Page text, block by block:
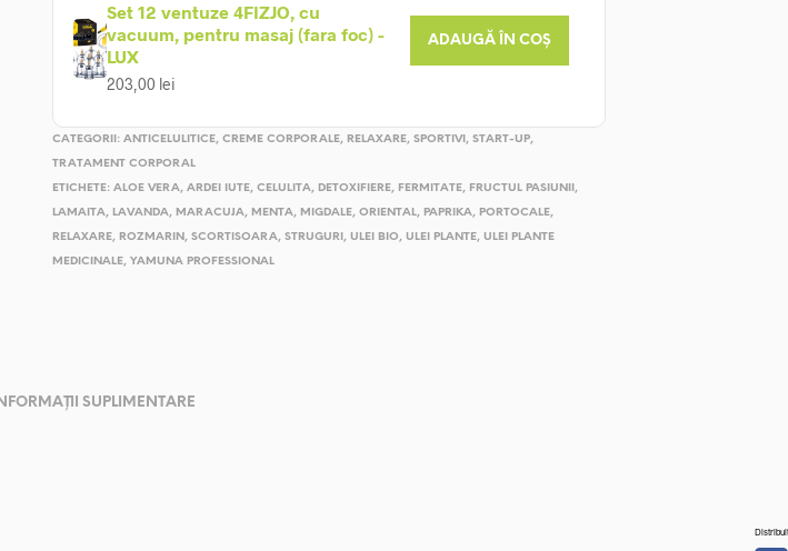
Set 12 ventuze 4FIZJO, cu
vacuum, pentru masaj (fara foc) -
LUX
203,00 lei
ADAUGĂ ÎN COȘ
CATEGORII: ANTICELULITICE, CREME CORPORALE, RELAXARE, SPORTIVI , START-UP,
TRATAMENT CORPORAL
ETICHETE: ALOE VERA, ARDEI IUTE, CELULITA, DETOXIFIERE, FERMITATE, FRUCTUL PASIUNII ,
LAMAITA, LAVANDA, MARACUJA, MENTA, MIGDALE, ORIENTAL, PAPRIKA, PORTOCALE,
RELAXARE, ROZMARIN , SCORTISOARA, STRUGURI , ULEI BIO, ULEI PLANTE, ULEI PLANTE
MEDICINALE, YAMUNA PROFESSIONAL
SUPLIMENTARE
Distribuit